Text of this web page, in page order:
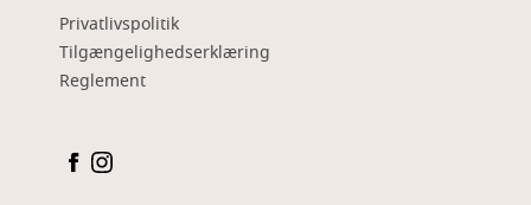
Privatlivspolitik
Tilgængelighedserklæring
Reglement